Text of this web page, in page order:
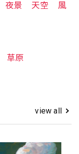
夜景 天空
風
草原
view all